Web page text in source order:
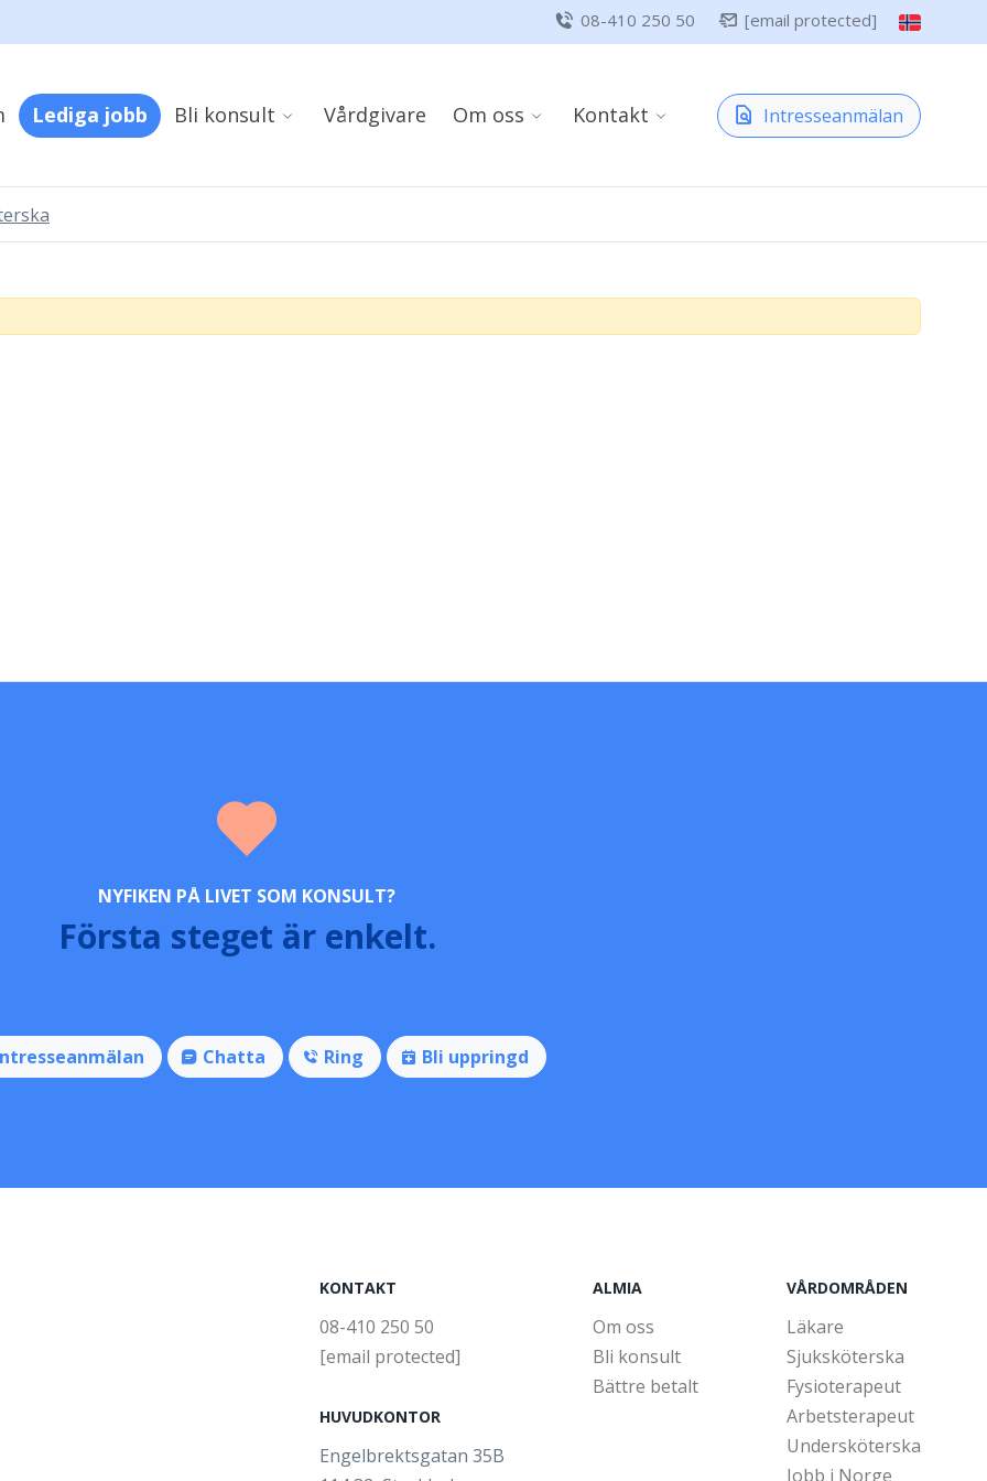
08-410 250 50 [email protected]
Lediga jobb Bli konsult Vårdgivare Om oss Kontakt Intresseanmälan
NYFIKEN PÅ LIVET SOM KONSULT?
Första steget är enkelt.
Chatta Ring Bli uppringd
KONTAKT
08-410 250 50
[email protected]
HUVUDKONTOR
Engelbrektsgatan 35B
ALMIA
Om oss
Bli konsult
Bättre betalt
VÅRDOMRÅDEN
Läkare
Sjuksköterska
Fysioterapeut
Arbetsterapeut
Undersköterska
Jobb i Norge